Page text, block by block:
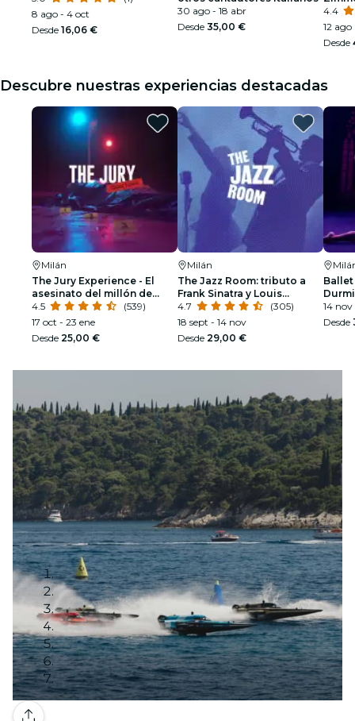
8 ago - 4 oct
Desde 16,06 €
30 ago - 18 abr
Desde 35,00 €
4.4
12 ago
Desde
Descubre nuestras experiencias destacadas
Milán
The Jury Experience - El
asesinato del millón de
dólares
4.5
(539)
17 oct - 23 ene
Desde 25,00 €
Milán
The Jazz Room: tributo a
Frank Sinatra y Louis
Armstrong
4.7
(305)
18 sept - 14 nov
Desde 29,00 €
Ballet
14
Desde
Galería